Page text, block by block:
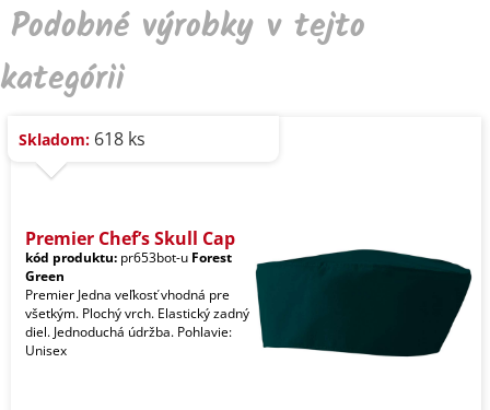
Podobné výrobky v tejto
kategórii
Skladom: 618 ks
Premier Chef’s Skull Cap
kód produktu: pr653bot-u Forest
Green
Premier Jedna veľkosť vhodná pre
všetkým. Plochý vrch. Elastický zadný
diel. Jednoduchá údržba. Pohlavie:
Unisex